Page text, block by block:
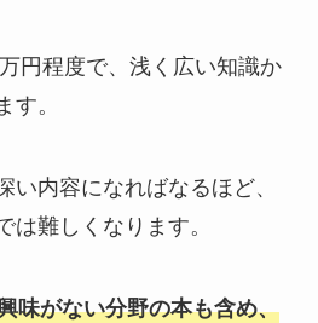
円程度で、浅く広い知識か
す。
い内容になればなるほど、
は難しくなります。
味がない分野の本も含め、